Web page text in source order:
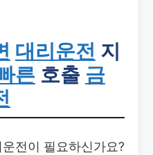
대리운전 지
른 호출 금
전이 필요하신가요?